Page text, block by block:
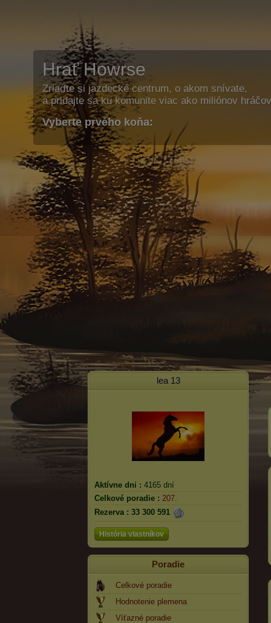
Hrať Howrse
Zriaďte si jazdecké centrum, o akom snívate,
a pridajte sa ku komunite viac ako miliónov
Vyberte prvého koňa:
lea 13
Aktívne dni : 4165 dní
Celkové poradie : 207.
Rezerva : 33 300 591
História vlastníkov
Poradie
Celkové poradie
Hodnotenie plemena
Víťazné poradie